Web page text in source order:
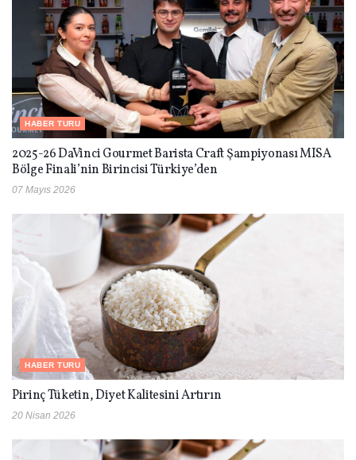
HABER TURU
2025-26 DaVinci Gourmet Barista Craft Şampiyonası MISA
Bölge Finali’nin Birincisi Türkiye’den
07 Mayıs 2026
HABER TURU
Pirinç Tüketin, Diyet Kalitesini Artırın
20 Nisan 2026